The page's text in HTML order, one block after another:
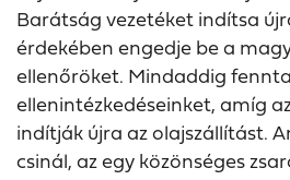
Barátság vezetéket indítsa
érdekében engedje be a
ellenőröket. Mindaddig
ellenintézkedéseinket, amíg
indítják újra az olajszállítást.
csinál, az egy közönséges